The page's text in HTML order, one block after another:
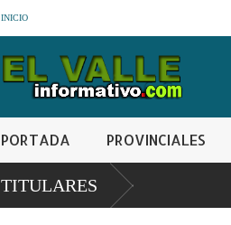
INICIO
PORTADA PROVINCIALES
TITULARES